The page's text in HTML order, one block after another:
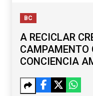
BC
A RECICLAR
CAMPAMENTO
CONCIENCIA